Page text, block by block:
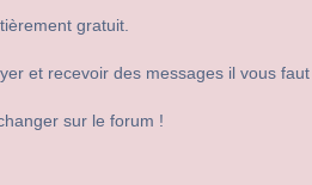
gratuit.
et recevoir des messages il vous
sur le forum !